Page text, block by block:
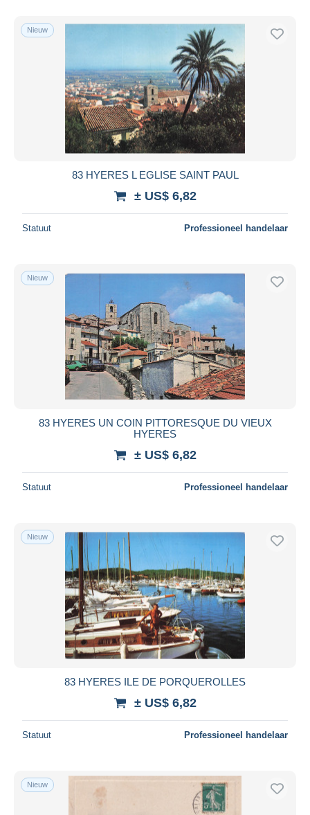
Nieuw
83 HYERES L EGLISE SAINT PAUL
± US$ 6,82
Statuut Professioneel handelaar
Nieuw
83 HYERES UN COIN PITTORESQUE DU VIEUX
HYERES
± US$ 6,82
Statuut Professioneel handelaar
Nieuw
83 HYERES ILE DE PORQUEROLLES
± US$ 6,82
Statuut Professioneel handelaar
Nieuw